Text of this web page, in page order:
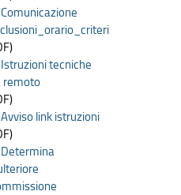
Comunicazione
Istruzioni tecniche
remoto
Avviso link istruzioni
Determina